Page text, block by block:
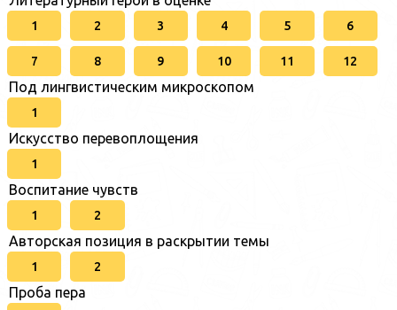
1 2 3 4 5 6
7 8 9 10 11 12
Под лингвистическим микроскопом
1
Искусство перевоплощения
1
Воспитание чувств
1 2
Авторская позиция в раскрытии темы
1 2
Проба пера